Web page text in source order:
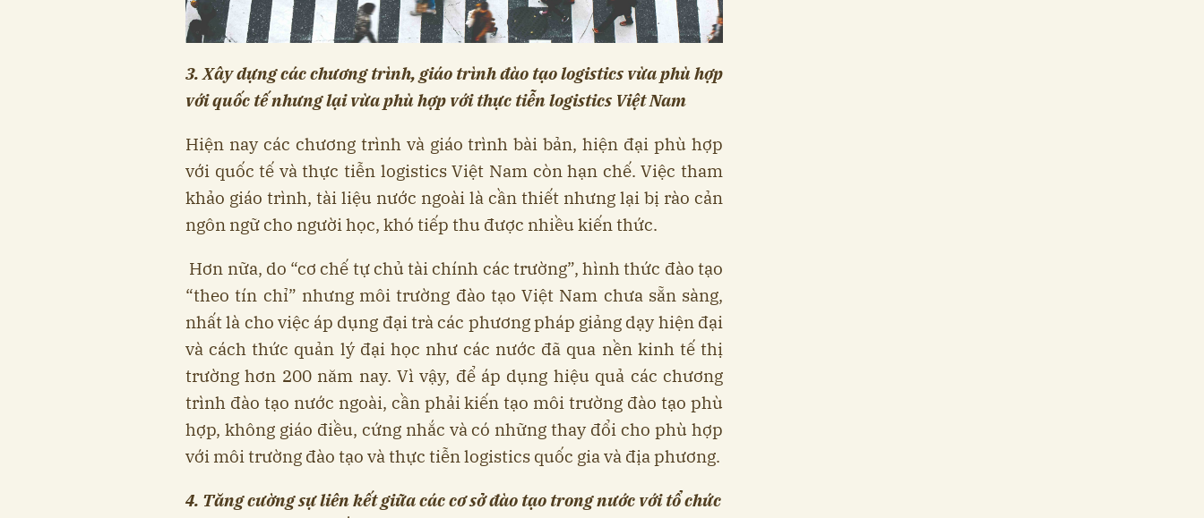
3. Xây dựng các chương trình, giáo trình đào tạo logistics vừa phù hợp
với quốc tế nhưng lại vừa phù hợp với thực tiễn logistics Việt Nam
Hiện nay các chương trình và giáo trình bài bản, hiện đại phù hợp
với quốc tế và thực tiễn logistics Việt Nam còn hạn chế. Việc tham
khảo giáo trình, tài liệu nước ngoài là cần thiết nhưng lại bị rào cản
ngôn ngữ cho người học, khó tiếp thu được nhiều kiến thức.
Hơn nữa, do “cơ chế tự chủ tài chính các trường”, hình thức đào tạo
“theo tín chỉ” nhưng môi trường đào tạo Việt Nam chưa sẵn sàng,
nhất là cho việc áp dụng đại trà các phương pháp giảng dạy hiện đại
và cách thức quản lý đại học như các nước đã qua nền kinh tế thị
trường hơn 200 năm nay. Vì vậy, để áp dụng hiệu quả các chương
trình đào tạo nước ngoài, cần phải kiến tạo môi trường đào tạo phù
hợp, không giáo điều, cứng nhắc và có những thay đổi cho phù hợp
với môi trường đào tạo và thực tiễn logistics quốc gia và địa phương.
4. Tăng cường sự liên kết giữa các cơ sở đào tạo trong nước với tổ chức